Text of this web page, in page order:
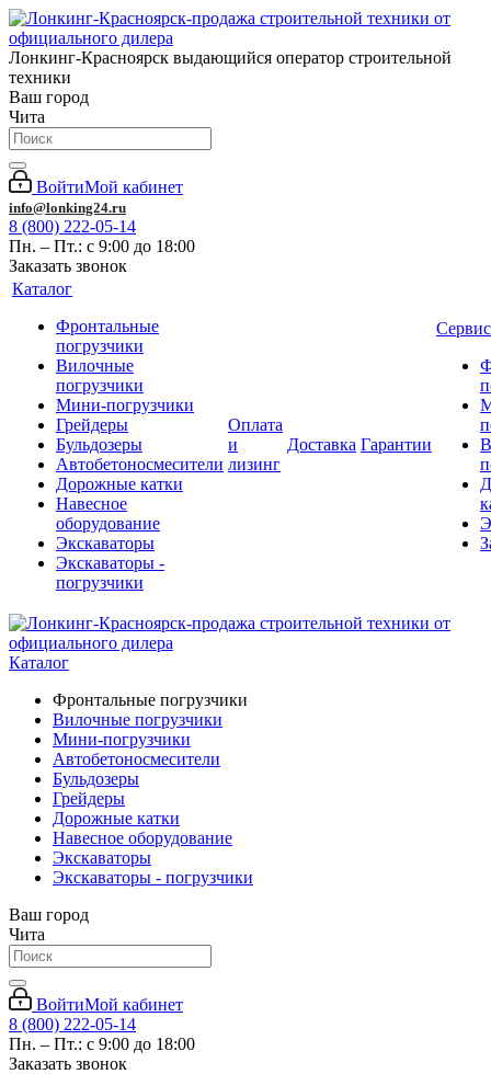
Лонкинг-Красноярск выдающийся оператор строительной
техники
Ваш город
Чита
ВойтиМой кабинет
info@lonking24.ru
8 (800) 222-05-14
Пн. – Пт.: с 9:00 до 18:00
Заказать звонок
Каталог
Фронтальные
погрузчики
Вилочные
погрузчики
Мини-погрузчики
Грейдеры
Бульдозеры
Автобетоносмесители
Дорожные катки
Навесное
оборудование
Экскаваторы
Экскаваторы -
погрузчики
Оплата
и
лизинг
Доставка Гарантии
Каталог
Фронтальные погрузчики
Вилочные погрузчики
Мини-погрузчики
Автобетоносмесители
Бульдозеры
Грейдеры
Дорожные катки
Навесное оборудование
Экскаваторы
Экскаваторы - погрузчики
Ваш город
Чита
ВойтиМой кабинет
8 (800) 222-05-14
Пн. – Пт.: с 9:00 до 18:00
Заказать звонок